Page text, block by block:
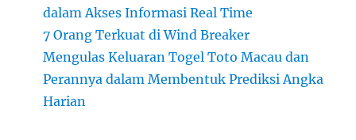
dalam Akses Informasi Real Time
7 Orang Terkuat di Wind Breaker
Mengulas Keluaran Togel Toto Macau dan
Perannya dalam Membentuk Prediksi Angka
Harian